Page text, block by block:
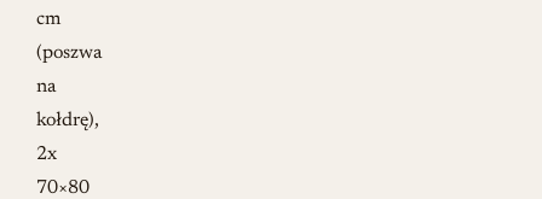
cm
(poszwa
na
kołdrę),
2x
70×80